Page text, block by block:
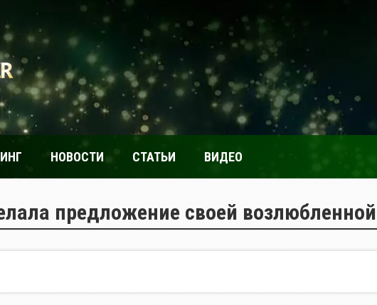
НОВОСТИ СТАТЬИ ВИДЕО
предложение своей возлюбленной